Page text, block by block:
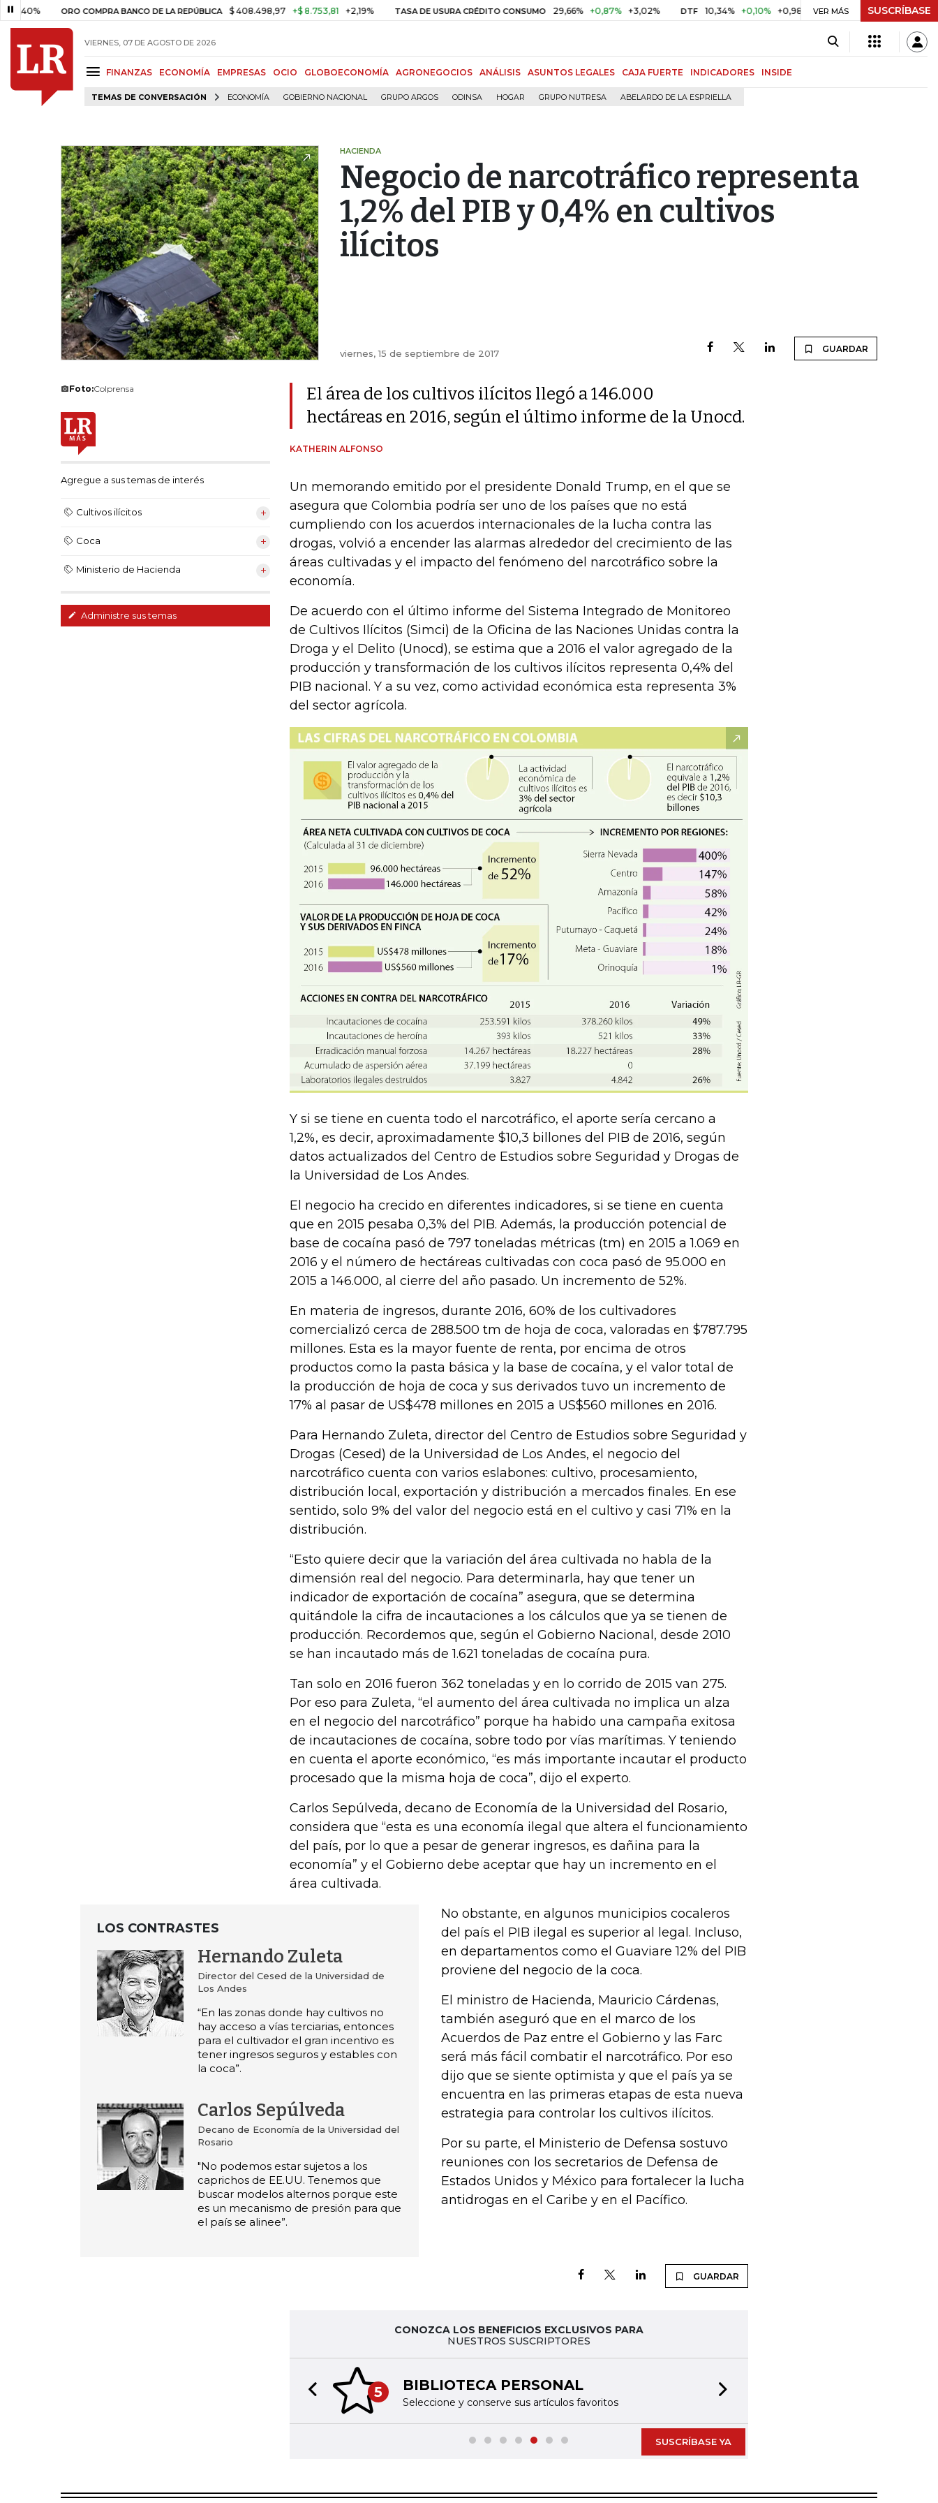
ORO COMPRA BANCO DE LA REPÚBLICA $ 408.498,97 +$ 8.753,81 +2,19% TASA DE USURA CRÉDITO CONSUMO 29,66% +0,87% +3,02% DTF 10,34% +0,10% +0,98% UVR $ 416,91 +$ 0,05 +0,01%
VER MÁS SUSCRÍBASE
VIERNES, 07 DE AGOSTO DE 2026
FINANZAS ECONOMÍA EMPRESAS OCIO GLOBOECONOMÍA AGRONEGOCIOS ANÁLISIS ASUNTOS LEGALES CAJA FUERTE INDICADORES INSIDE
TEMAS DE CONVERSACIÓN ECONOMÍA GOBIERNO NACIONAL GRUPO ARGOS ODINSA HOGAR GRUPO NUTRESA ABELARDO DE LA ESPRIELLA
HACIENDA
Negocio de narcotráfico representa
1,2% del PIB y 0,4% en cultivos
ilícitos
viernes, 15 de septiembre de 2017 GUARDAR
Foto:Colprensa
Agregue a sus temas de interés
Cultivos ilícitos
Coca
Ministerio de Hacienda
Administre sus temas
El área de los cultivos ilícitos llegó a 146.000
hectáreas en 2016, según el último informe de la Unocd.
KATHERIN ALFONSO
Un memorando emitido por el presidente Donald Trump, en el que se
asegura que Colombia podría ser uno de los países que no está
cumpliendo con los acuerdos internacionales de la lucha contra las
drogas, volvió a encender las alarmas alrededor del crecimiento de las
áreas cultivadas y el impacto del fenómeno del narcotráfico sobre la
economía.
De acuerdo con el último informe del Sistema Integrado de Monitoreo
de Cultivos Ilícitos (Simci) de la Oficina de las Naciones Unidas contra la
Droga y el Delito (Unocd), se estima que a 2016 el valor agregado de la
producción y transformación de los cultivos ilícitos representa 0,4% del
PIB nacional. Y a su vez, como actividad económica esta representa 3%
del sector agrícola.
Y si se tiene en cuenta todo el narcotráfico, el aporte sería cercano a
1,2%, es decir, aproximadamente $10,3 billones del PIB de 2016, según
datos actualizados del Centro de Estudios sobre Seguridad y Drogas de
la Universidad de Los Andes.
El negocio ha crecido en diferentes indicadores, si se tiene en cuenta
que en 2015 pesaba 0,3% del PIB. Además, la producción potencial de
base de cocaína pasó de 797 toneladas métricas (tm) en 2015 a 1.069 en
2016 y el número de hectáreas cultivadas con coca pasó de 95.000 en
2015 a 146.000, al cierre del año pasado. Un incremento de 52%.
En materia de ingresos, durante 2016, 60% de los cultivadores
comercializó cerca de 288.500 tm de hoja de coca, valoradas en $787.795
millones. Esta es la mayor fuente de renta, por encima de otros
productos como la pasta básica y la base de cocaína, y el valor total de
la producción de hoja de coca y sus derivados tuvo un incremento de
17% al pasar de US$478 millones en 2015 a US$560 millones en 2016.
Para Hernando Zuleta, director del Centro de Estudios sobre Seguridad y
Drogas (Cesed) de la Universidad de Los Andes, el negocio del
narcotráfico cuenta con varios eslabones: cultivo, procesamiento,
distribución local, exportación y distribución a mercados finales. En ese
sentido, solo 9% del valor del negocio está en el cultivo y casi 71% en la
distribución.
“Esto quiere decir que la variación del área cultivada no habla de la
dimensión real del negocio. Para determinarla, hay que tener un
indicador de exportación de cocaína” asegura, que se determina
quitándole la cifra de incautaciones a los cálculos que ya se tienen de
producción. Recordemos que, según el Gobierno Nacional, desde 2010
se han incautado más de 1.621 toneladas de cocaína pura.
Tan solo en 2016 fueron 362 toneladas y en lo corrido de 2015 van 275.
Por eso para Zuleta, “el aumento del área cultivada no implica un alza
en el negocio del narcotráfico” porque ha habido una campaña exitosa
de incautaciones de cocaína, sobre todo por vías marítimas. Y teniendo
en cuenta el aporte económico, “es más importante incautar el producto
procesado que la misma hoja de coca”, dijo el experto.
Carlos Sepúlveda, decano de Economía de la Universidad del Rosario,
considera que “esta es una economía ilegal que altera el funcionamiento
del país, por lo que a pesar de generar ingresos, es dañina para la
economía” y el Gobierno debe aceptar que hay un incremento en el
área cultivada.
LOS CONTRASTES
Hernando Zuleta
Director del Cesed de la Universidad de
Los Andes
“En las zonas donde hay cultivos no
hay acceso a vías terciarias, entonces
para el cultivador el gran incentivo es
tener ingresos seguros y estables con
la coca”.
Carlos Sepúlveda
Decano de Economía de la Universidad del
Rosario
"No podemos estar sujetos a los
caprichos de EE.UU. Tenemos que
buscar modelos alternos porque este
es un mecanismo de presión para que
el país se alinee”.
No obstante, en algunos municipios cocaleros
del país el PIB ilegal es superior al legal. Incluso,
en departamentos como el Guaviare 12% del PIB
proviene del negocio de la coca.
El ministro de Hacienda, Mauricio Cárdenas,
también aseguró que en el marco de los
Acuerdos de Paz entre el Gobierno y las Farc
será más fácil combatir el narcotráfico. Por eso
dijo que se siente optimista y que el país ya se
encuentra en las primeras etapas de esta nueva
estrategia para controlar los cultivos ilícitos.
Por su parte, el Ministerio de Defensa sostuvo
reuniones con los secretarios de Defensa de
Estados Unidos y México para fortalecer la lucha
antidrogas en el Caribe y en el Pacífico.
GUARDAR
CONOZCA LOS BENEFICIOS EXCLUSIVOS PARA
NUESTROS SUSCRIPTORES
5 BIBLIOTECA PERSONAL
Seleccione y conserve sus artículos favoritos
Previous slide
SUSCRÍBASE YA